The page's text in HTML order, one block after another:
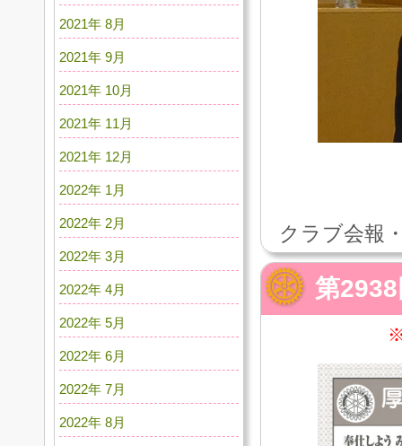
クラブ会報
第
2021年 8月
2021年 9月
2021年 10月
2021年 11月
2021年 12月
2022年 1月
2022年 2月
2022年 3月
2022年 4月
2022年 5月
2022年 6月
2022年 7月
2022年 8月